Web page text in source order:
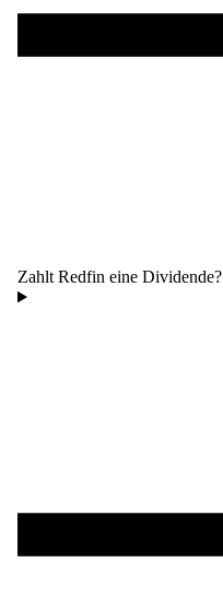
Zahlt Redfin eine Dividende?